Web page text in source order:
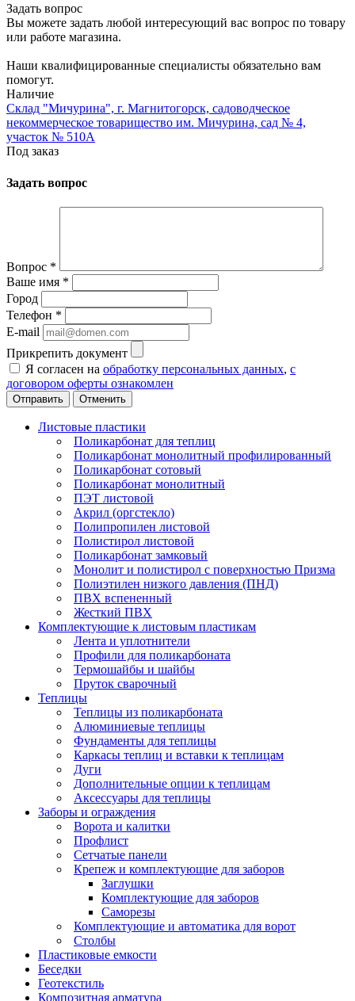
Задать вопрос
Вы можете задать любой интересующий вас вопрос по товару
или работе магазина.
Наши квалифицированные специалисты обязательно вам
помогут.
Наличие
Склад "Мичурина", г. Магнитогорск, садоводческое
некоммерческое товарищество им. Мичурина, сад № 4,
участок № 510А
Под заказ
Задать вопрос
Вопрос *
Ваше имя *
Город
Телефон *
E-mail
Прикрепить документ
Я согласен на обработку персональных данных, с
договором оферты ознакомлен
Отменить
Листовые пластики
Поликарбонат для теплиц
Поликарбонат монолитный профилированный
Поликарбонат сотовый
Поликарбонат монолитный
ПЭТ листовой
Акрил (оргстекло)
Полипропилен листовой
Полистирол листовой
Поликарбонат замковый
Монолит и полистирол с поверхностью Призма
Полиэтилен низкого давления (ПНД)
ПВХ вспененный
Жесткий ПВХ
Комплектующие к листовым пластикам
Лента и уплотнители
Профили для поликарбоната
Термошайбы и шайбы
Пруток сварочный
Теплицы
Теплицы из поликарбоната
Алюминиевые теплицы
Фундаменты для теплицы
Каркасы теплиц и вставки к теплицам
Дуги
Дополнительные опции к теплицам
Аксессуары для теплицы
Заборы и ограждения
Ворота и калитки
Профлист
Сетчатые панели
Крепеж и комплектующие для заборов
Заглушки
Комплектующие для заборов
Саморезы
Комплектующие и автоматика для ворот
Столбы
Пластиковые емкости
Беседки
Геотекстиль
Композитная арматура